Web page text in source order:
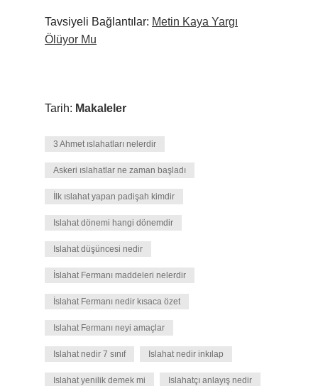
Tavsiyeli Bağlantılar: Metin Kaya Yargı
Ölüyor Mu
Tarih: Makaleler
3 Ahmet ıslahatları nelerdir
Askeri ıslahatlar ne zaman başladı
İlk ıslahat yapan padişah kimdir
Islahat dönemi hangi dönemdir
Islahat düşüncesi nedir
İslahat Fermanı maddeleri nelerdir
İslahat Fermanı nedir kısaca özet
Islahat Fermanı neyi amaçlar
Islahat nedir 7 sınıf Islahat nedir inkılap
Islahat yenilik demek mi Islahatçı anlayış nedir